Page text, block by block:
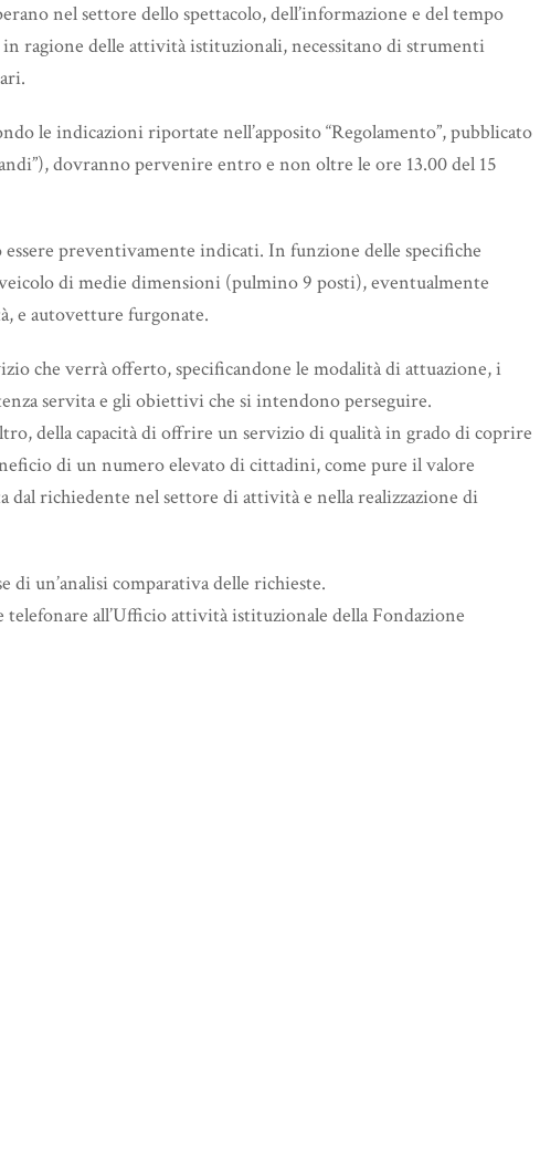
nel settore dello spettacolo, dell’informazione e del tempo
ragione delle attività istituzionali, necessitano di strumenti
le indicazioni riportate nell’apposito “Regolamento”, pubblicato
dovranno pervenire entro e non oltre le ore 13.00 del 15
preventivamente indicati. In funzione delle specifiche
di medie dimensioni (pulmino 9 posti), eventualmente
e autovetture furgonate.
che verrà offerto, specificandone le modalità di attuazione, i
servita e gli obiettivi che si intendono perseguire.
della capacità di offrire un servizio di qualità in grado di coprire
di un numero elevato di cittadini, come pure il valore
dal richiedente nel settore di attività e nella realizzazione di
di un’analisi comparativa delle richieste.
all’Ufficio attività istituzionale della Fondazione